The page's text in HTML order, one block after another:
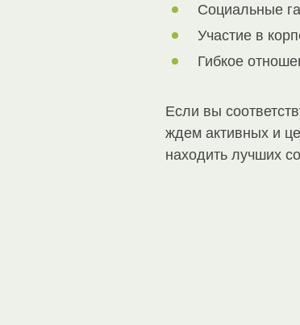
Социальные
Участие в
Гибкое
Если вы
ждем активных и
находить лучших